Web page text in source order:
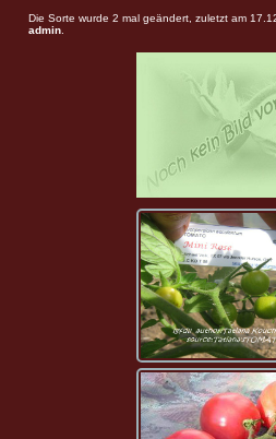
Die Sorte wurde 2 mal geändert, zuletzt am
admin